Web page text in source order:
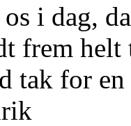
i dag,
frem helt
tak for